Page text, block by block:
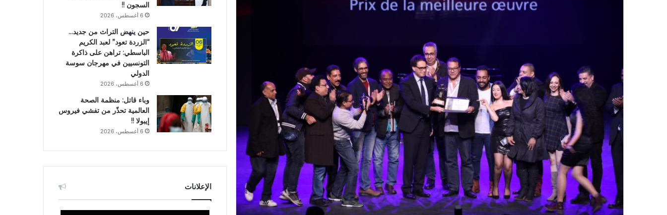
السجون !!
6 أغسطس، 2026
حين ينهض التراث من جديد…
“الزردة تعود” لعبد الكريم
الباسطي: تراهن على ذاكرة
التونسيين في مهرجان سوسة
الدولي
6 أغسطس، 2026
وباء قاتل: منظمة الصحة
العالمية تحذّر من تفشي فيروس
إيبولا !!
6 أغسطس، 2026
الإعلانات